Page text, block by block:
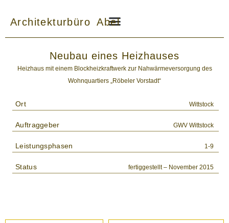
InhaltArchitekturbüro Abel
Neubau eines Heizhauses
Heizhaus mit einem Blockheizkraftwerk zur Nahwärmeversorgung des
Wohnquartiers „Röbeler Vorstadt“
Ort Wittstock
Auftraggeber GWV Wittstock
Leistungsphasen 1-9
Status fertiggestellt – November 2015